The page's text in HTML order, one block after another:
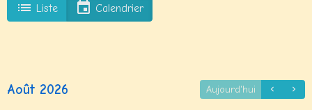
Liste Calendrier
Août 2026 Aujourd'hui